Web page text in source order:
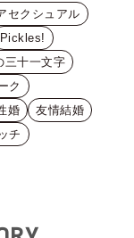
セクシュアル
Pickles!
三十一文字
ク
婚
友情結婚
チ